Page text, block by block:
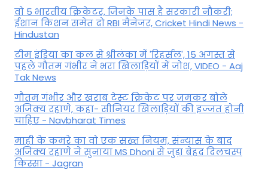
वो 5 भारतीय क्रिकेटर, जिनके पास है सरकारी नौकरी;
ईशान किशन समेत दो RBI मैनेजर, Cricket Hindi News -
Hindustan
टीम इंडिया का कल से श्रीलंका में 'रिहर्सल', 15 अगस्त से
पहले गौतम गंभीर ने भरा ख‍िलाड़‍ियों में जोश, VIDEO - Aaj
Tak News
गौतम गंभीर और खराब टेस्ट क्रिकेट पर जमकर बोले
अजिंक्य रहाणे, कहा- सीनियर खिलाड़ियों की इज्जत होनी
चाहिए - Navbharat Times
माही के कमरे का वो एक सख्त नियम, संन्यास के बाद
अजिंक्‍य रहाणे ने सुनाया MS Dhoni से जुड़ा बेहद दिलचस्प
किस्सा - Jagran